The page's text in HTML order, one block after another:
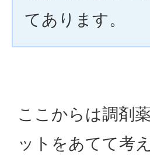
てあります。
ここからは調剤
ットをあてて考